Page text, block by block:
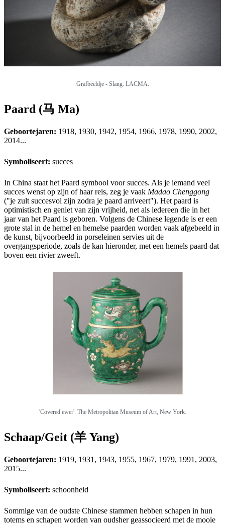
Grafbeeldje - Slang. LACMA.
Paard (马 Ma)
Geboortejaren: 1918, 1930, 1942, 1954, 1966, 1978, 1990, 2002,
2014...
Symboliseert: succes
In China staat het Paard symbool voor succes. Als je iemand veel
succes wenst op zijn of haar reis, zeg je vaak Madao Chenggong
("je zult succesvol zijn zodra je paard arriveert"). Het paard is
optimistisch en geniet van zijn vrijheid, net als iedereen die in het
jaar van het Paard is geboren. Volgens de Chinese legende is er een
grote stal in de hemel en hemelse paarden worden vaak afgebeeld in
de kunst, bijvoorbeeld in porseleinen servies uit de
overgangsperiode, zoals de kan hieronder, met een hemels paard dat
boven een rivier zweeft.
'Covered ewer'. The Metropolitan Museum of Art, New York.
Schaap/Geit (羊 Yang)
Geboortejaren: 1919, 1931, 1943, 1955, 1967, 1979, 1991, 2003,
2015...
Symboliseert: schoonheid
Sommige van de oudste Chinese stammen hebben schapen in hun
totems en schapen worden van oudsher geassocieerd met de mooie